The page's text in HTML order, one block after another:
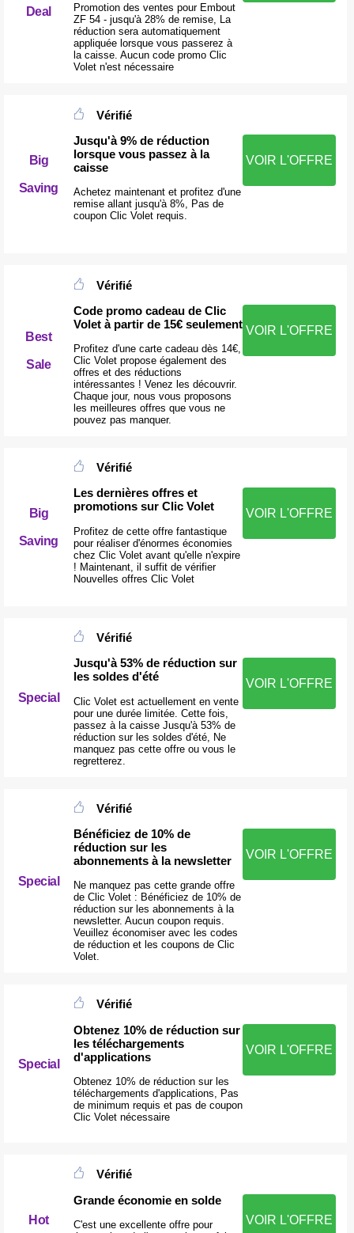
Deal
Promotion des ventes pour Embout
ZF 54 - jusqu'à 28% de remise, La
réduction sera automatiquement
appliquée lorsque vous passerez à
la caisse. Aucun code promo Clic
Volet n'est nécessaire
Big
Saving
Vérifié
Jusqu'à 9% de réduction
lorsque vous passez à la
caisse
Achetez maintenant et profitez d'une
remise allant jusqu'à 8%, Pas de
coupon Clic Volet requis.
VOIR L'OFFRE
Best
Sale
Vérifié
Code promo cadeau de Clic
Volet à partir de 15€ seulement
Profitez d'une carte cadeau dès 14€,
Clic Volet propose également des
offres et des réductions
intéressantes ! Venez les découvrir.
Chaque jour, nous vous proposons
les meilleures offres que vous ne
pouvez pas manquer.
VOIR L'OFFRE
Big
Saving
Vérifié
Les dernières offres et
promotions sur Clic Volet
Profitez de cette offre fantastique
pour réaliser d'énormes économies
chez Clic Volet avant qu'elle n'expire
! Maintenant, il suffit de vérifier
Nouvelles offres Clic Volet
VOIR L'OFFRE
Special
Vérifié
Jusqu'à 53% de réduction sur
les soldes d'été
Clic Volet est actuellement en vente
pour une durée limitée. Cette fois,
passez à la caisse Jusqu'à 53% de
réduction sur les soldes d'été, Ne
manquez pas cette offre ou vous le
regretterez.
VOIR L'OFFRE
Special
Vérifié
Bénéficiez de 10% de
réduction sur les
abonnements à la newsletter
Ne manquez pas cette grande offre
de Clic Volet : Bénéficiez de 10% de
réduction sur les abonnements à la
newsletter. Aucun coupon requis.
Veuillez économiser avec les codes
de réduction et les coupons de Clic
Volet.
VOIR L'OFFRE
Special
Vérifié
Obtenez 10% de réduction sur
les téléchargements
d'applications
Obtenez 10% de réduction sur les
téléchargements d'applications, Pas
de minimum requis et pas de coupon
Clic Volet nécessaire
VOIR L'OFFRE
Hot
Vérifié
Grande économie en solde
C'est une excellente offre pour
VOIR L'OFFRE